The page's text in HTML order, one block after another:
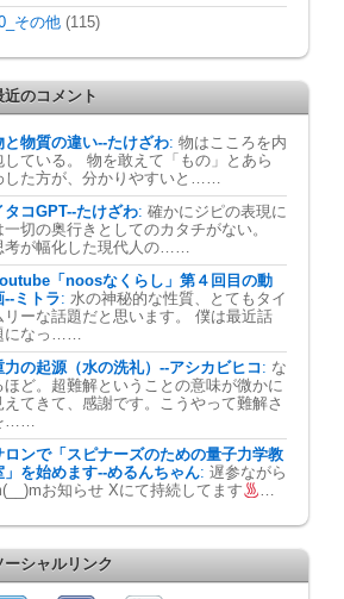
その他 (115)
近のコメント
と物質の違い--たけざわ: 物はこころを内
している。 物を敢えて「もの」とあら
した方が、分かりやすいと……
タコGPT--たけざわ: 確かにジピの表現に
一切の奥行きとしてのカタチがない。
考が幅化した現代人の……
「noosなくらし」第４回目の動
--ミトラ: 水の神秘的な性質、とてもタイ
リーな話題だと思います。 僕は最近話
になっ……
力の起源（水の洗礼）--アシカビヒコ : な
ほど。超難解ということの意味が微かに
えてきて、感謝です。こうやって難解さ
……
ロンで「スピナーズのための量子力学教
」を始めます--めるんちゃん: 遅参ながら
お知らせ Xにて持続してます
…
ーシャルリンク